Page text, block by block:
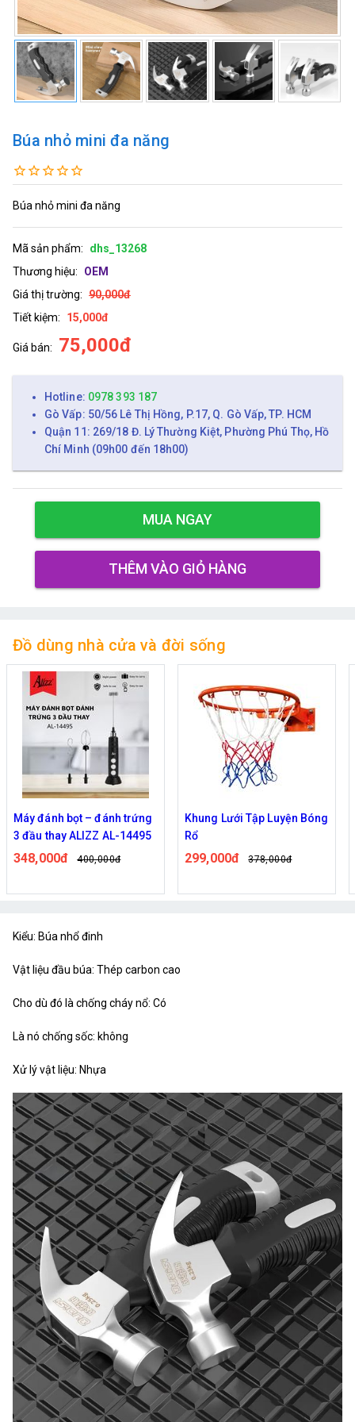
Búa nhỏ mini đa năng
Búa nhỏ mini đa năng
Mã sản phẩm:
dhs_13268
Thương hiệu:
OEM
Giá thị trường: 90,000đ
Tiết kiệm:
15,000đ
Giá bán: 75,000đ
Hotline: 0978 393 187
Gò Vấp: 50/56 Lê Thị Hồng, P.17, Q. Gò Vấp, TP. HCM
Quận 11: 269/18 Đ. Lý Thường Kiệt, Phường Phú Thọ, Hồ
Chí Minh (09h00 đến 18h00)
MUA NGAY
THÊM VÀO GIỎ HÀNG
Đồ dùng nhà cửa và đời sống
Máy đánh bọt – đánh trứng
3 đầu thay ALIZZ AL-14495
348,000đ 400,000đ
Khung Lưới Tập Luyện Bóng
Rổ
299,000đ 378,000đ
Kiểu: Búa nhổ đinh
Vật liệu đầu búa: Thép carbon cao
Cho dù đó là chống cháy nổ: Có
Là nó chống sốc: không
Xử lý vật liệu: Nhựa